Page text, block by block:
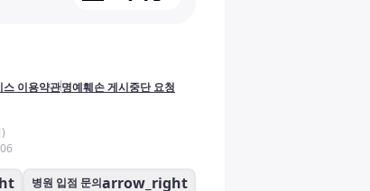
이용약관명예훼손 게시중단 요청
병원 입점 문의arrow_right